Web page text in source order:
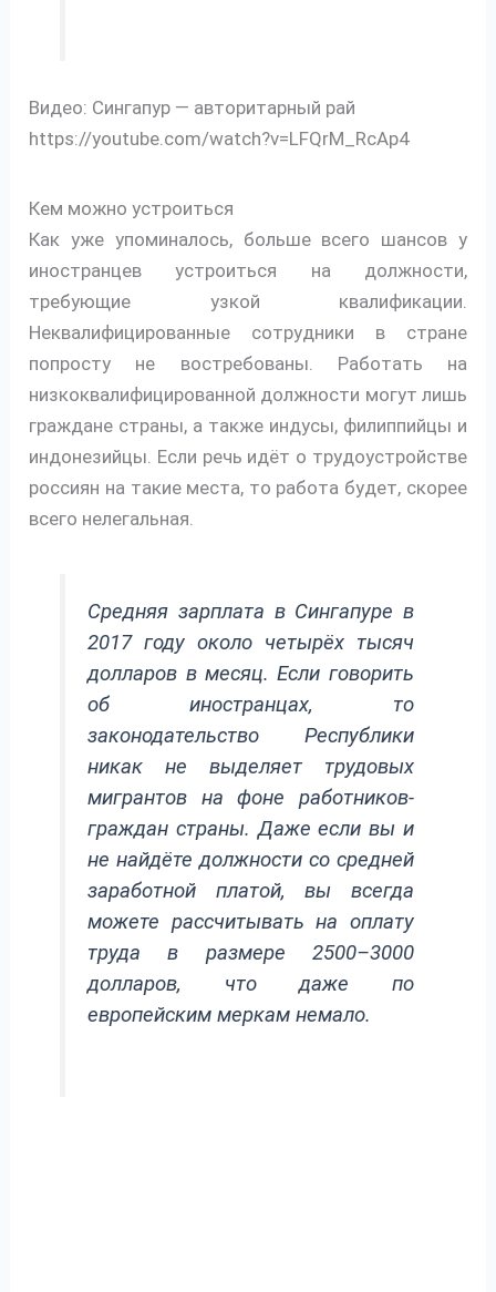
Видео: Сингапур — авторитарный рай
https://youtube.com/watch?v=LFQrM_RcAp4
Кем можно устроиться
Как уже упоминалось, больше всего шансов у
иностранцев устроиться на должности,
требующие узкой квалификации.
Неквалифицированные сотрудники в стране
попросту не востребованы. Работать на
низкоквалифицированной должности могут лишь
граждане страны, а также индусы, филиппийцы и
индонезийцы. Если речь идёт о трудоустройстве
россиян на такие места, то работа будет, скорее
всего нелегальная.
Средняя зарплата в Сингапуре в
2017 году около четырёх тысяч
долларов в месяц. Если говорить
об иностранцах, то
законодательство Республики
никак не выделяет трудовых
мигрантов на фоне работников-
граждан страны. Даже если вы и
не найдёте должности со средней
заработной платой, вы всегда
можете рассчитывать на оплату
труда в размере 2500–3000
долларов, что даже по
европейским меркам немало.